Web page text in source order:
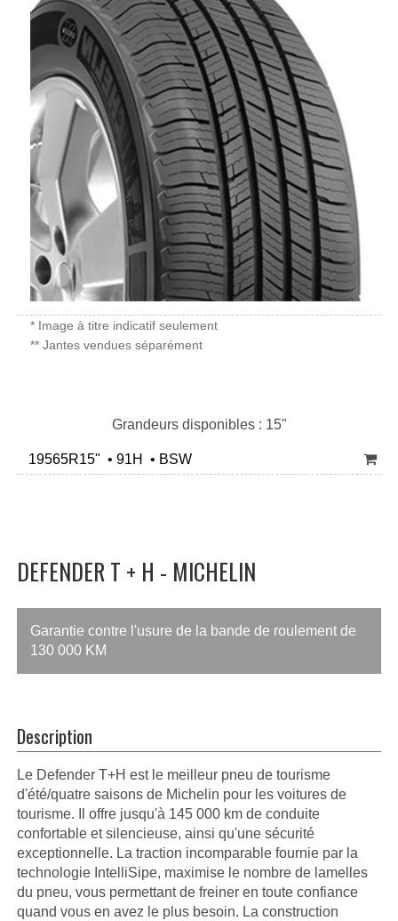
* Image à titre indicatif seulement
** Jantes vendues séparément
Grandeurs disponibles : 15"
19565R15" • 91H • BSW
DEFENDER T + H - MICHELIN
Garantie contre l'usure de la bande de roulement de
130 000 KM
Description
Le Defender T+H est le meilleur pneu de tourisme
d'été/quatre saisons de Michelin pour les voitures de
tourisme. Il offre jusqu'à 145 000 km de conduite
confortable et silencieuse, ainsi qu'une sécurité
exceptionnelle. La traction incomparable fournie par la
technologie IntelliSipe, maximise le nombre de lamelles
du pneu, vous permettant de freiner en toute confiance
quand vous en avez le plus besoin. La construction